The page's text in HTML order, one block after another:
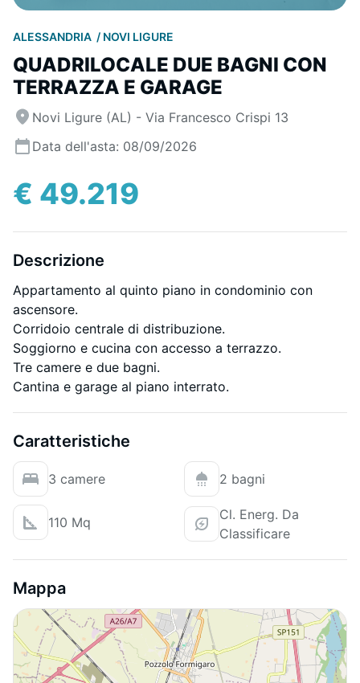
ALESSANDRIA NOVI LIGURE
QUADRILOCALE DUE BAGNI CON
TERRAZZA E GARAGE
Novi Ligure (AL) - Via Francesco Crispi 13
Data dell'asta: 08/09/2026
€ 49.219
Descrizione
Appartamento al quinto piano in condominio con
ascensore.
Corridoio centrale di distribuzione.
Soggiorno e cucina con accesso a terrazzo.
Tre camere e due bagni.
Cantina e garage al piano interrato.
Caratteristiche
3 camere 2 bagni
110 Mq
Cl. Energ. Da
Classificare
Mappa